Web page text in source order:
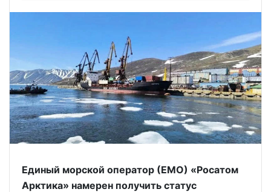
Единый морской оператор (ЕМО) «Росатом
Арктика» намерен получить статус